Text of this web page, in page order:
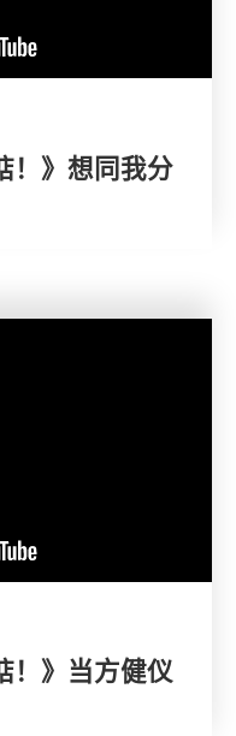
！》想同我分
！》当方健仪